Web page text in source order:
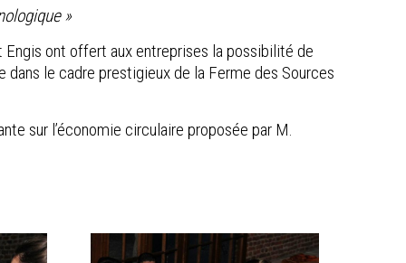
»
ont offert aux entreprises la possibilité de
le cadre prestigieux de la Ferme des Sources
sur l’économie circulaire proposée par M.